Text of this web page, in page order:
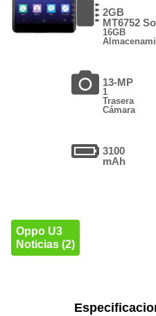
2GB
MT6752
16GB
13-MP
1
Trasera
Cámara
3100
mAh
Oppo U3
Noticias (2)